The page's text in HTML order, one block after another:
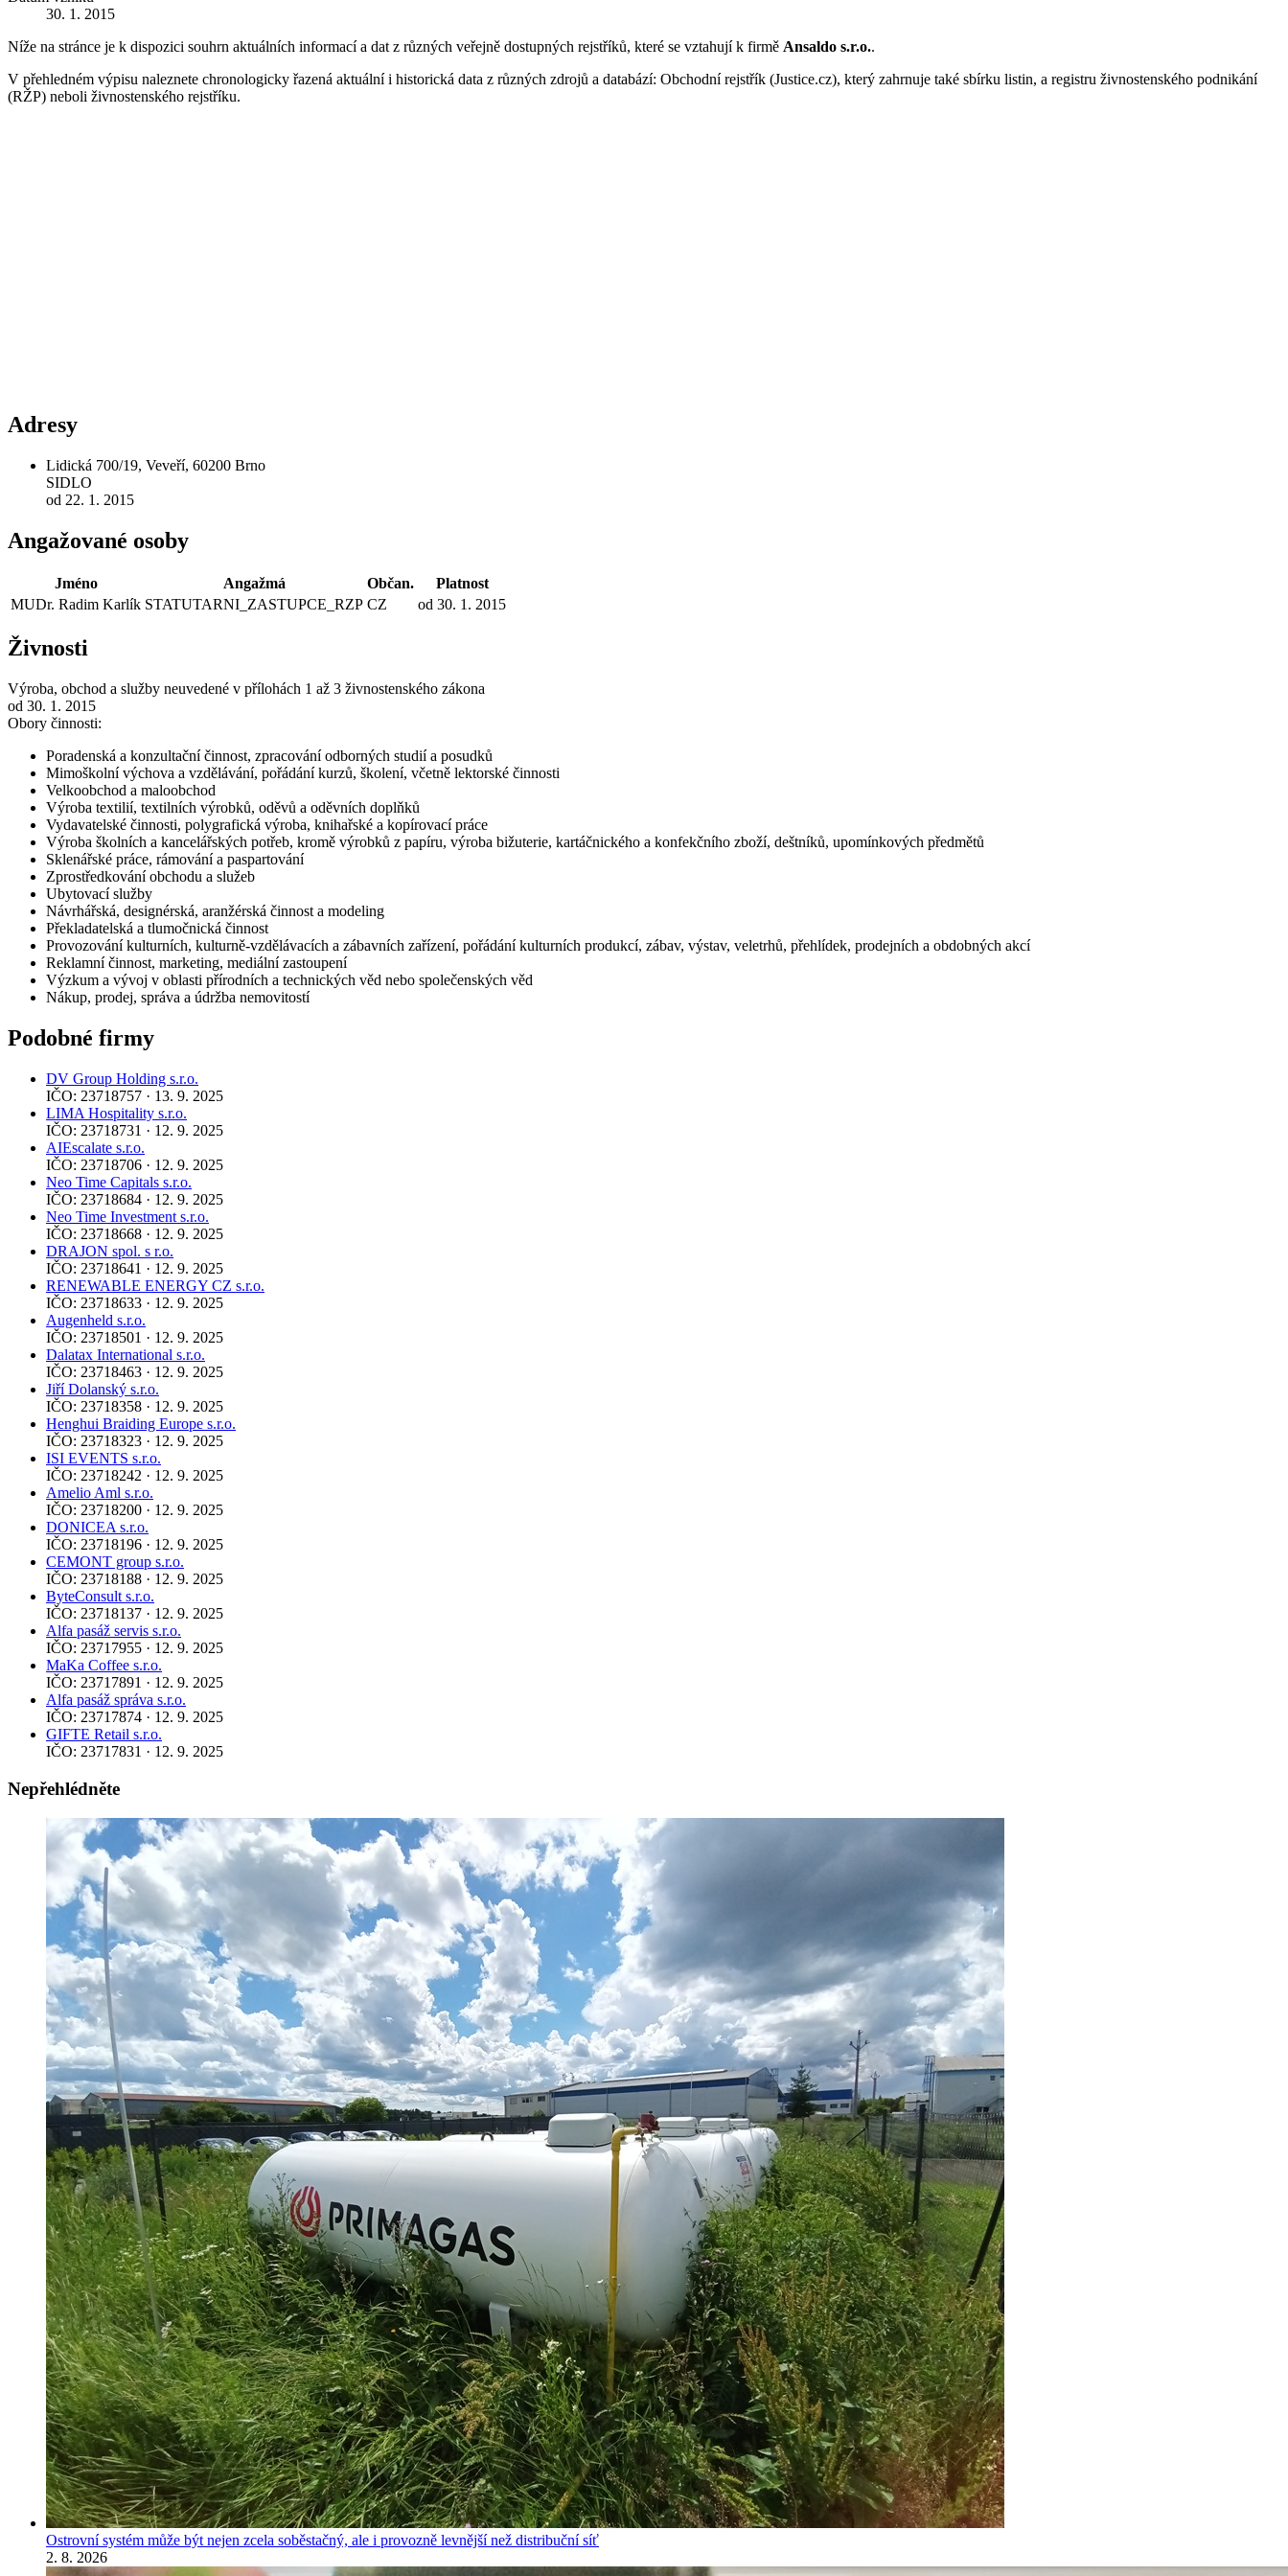
30. 1. 2015
Níže na stránce je k dispozici souhrn aktuálních informací a dat z různých veřejně dostupných rejstříků, které se vztahují k firmě Ansaldo s.r.o..
V přehledném výpisu naleznete chronologicky řazená aktuální i historická data z různých zdrojů a databází: Obchodní rejstřík (Justice.cz), který zahrnuje také sbírku listin, a registru živnostenského podnikání
(RŽP) neboli živnostenského rejstříku.
Adresy
Lidická 700/19, Veveří, 60200 Brno
SIDLO
od 22. 1. 2015
Angažované osoby
Jméno Angažmá Občan.
Platnost
MUDr. Radim Karlík STATUTARNI_ZASTUPCE_RZP CZ od 30. 1. 2015
Živnosti
Výroba, obchod a služby neuvedené v přílohách 1 až 3 živnostenského zákona
od 30. 1. 2015
Obory činnosti:
Poradenská a konzultační činnost, zpracování odborných studií a posudků
Mimoškolní výchova a vzdělávání, pořádání kurzů, školení, včetně lektorské činnosti
Velkoobchod a maloobchod
Výroba textilií, textilních výrobků, oděvů a oděvních doplňků
Vydavatelské činnosti, polygrafická výroba, knihařské a kopírovací práce
Výroba školních a kancelářských potřeb, kromě výrobků z papíru, výroba bižuterie, kartáčnického a konfekčního zboží, deštníků, upomínkových předmětů
Sklenářské práce, rámování a paspartování
Zprostředkování obchodu a služeb
Ubytovací služby
Návrhářská, designérská, aranžérská činnost a modeling
Překladatelská a tlumočnická činnost
Provozování kulturních, kulturně-vzdělávacích a zábavních zařízení, pořádání kulturních produkcí, zábav, výstav, veletrhů, přehlídek, prodejních a obdobných akcí
Reklamní činnost, marketing, mediální zastoupení
Výzkum a vývoj v oblasti přírodních a technických věd nebo společenských věd
Nákup, prodej, správa a údržba nemovitostí
Podobné firmy
DV Group Holding s.r.o.
IČO: 23718757 · 13. 9. 2025
LIMA Hospitality s.r.o.
IČO: 23718731 · 12. 9. 2025
AIEscalate s.r.o.
IČO: 23718706 · 12. 9. 2025
Neo Time Capitals s.r.o.
IČO: 23718684 · 12. 9. 2025
Neo Time Investment s.r.o.
IČO: 23718668 · 12. 9. 2025
DRAJON spol. s r.o.
IČO: 23718641 · 12. 9. 2025
RENEWABLE ENERGY CZ s.r.o.
IČO: 23718633 · 12. 9. 2025
Augenheld s.r.o.
IČO: 23718501 · 12. 9. 2025
Dalatax International s.r.o.
IČO: 23718463 · 12. 9. 2025
Jiří Dolanský s.r.o.
IČO: 23718358 · 12. 9. 2025
Henghui Braiding Europe s.r.o.
IČO: 23718323 · 12. 9. 2025
ISI EVENTS s.r.o.
IČO: 23718242 · 12. 9. 2025
Amelio Aml s.r.o.
IČO: 23718200 · 12. 9. 2025
DONICEA s.r.o.
IČO: 23718196 · 12. 9. 2025
CEMONT group s.r.o.
IČO: 23718188 · 12. 9. 2025
ByteConsult s.r.o.
IČO: 23718137 · 12. 9. 2025
Alfa pasáž servis s.r.o.
IČO: 23717955 · 12. 9. 2025
MaKa Coffee s.r.o.
IČO: 23717891 · 12. 9. 2025
Alfa pasáž správa s.r.o.
IČO: 23717874 · 12. 9. 2025
GIFTE Retail s.r.o.
IČO: 23717831 · 12. 9. 2025
Nepřehlédněte
Ostrovní systém může být nejen zcela soběstačný, ale i provozně levnější než distribuční síť
2. 8. 2026